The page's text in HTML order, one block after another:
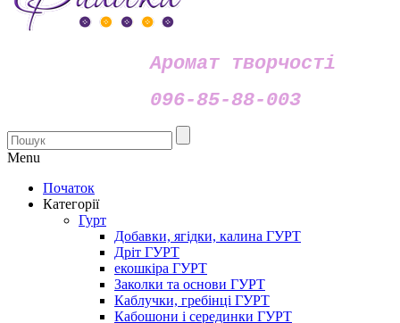
Аромат творчості
096-85-88-003
Menu
Початок
Категорії
Гурт
Добавки, ягідки, калина ГУРТ
Дріт ГУРТ
екошкіра ГУРТ
Заколки та основи ГУРТ
Каблучки, гребінці ГУРТ
Кабошони і серединки ГУРТ